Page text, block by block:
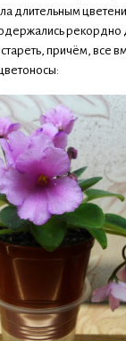
длительным
рекордно
причём, все